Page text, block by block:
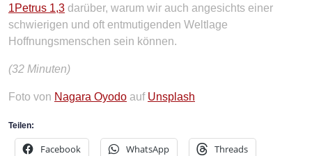
1Petrus 1,3 darüber, warum wir auch angesichts einer
schwierigen und oft entmutigenden Weltlage
Hoffnungsmenschen sein können.
(32 Minuten)
Foto von Nagara Oyodo auf Unsplash
Teilen:
Facebook WhatsApp Threads